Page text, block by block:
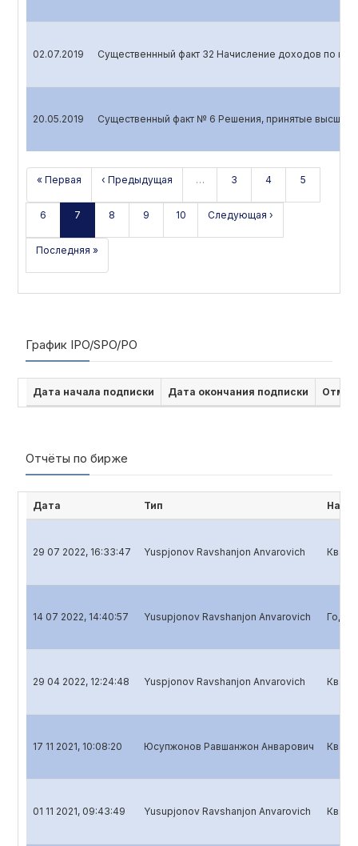
02.07.2019 Существеннный факт 32 Начисление доходов по
20.05.2019 Существенный факт № 6 Решения, принятые высшим
« Первая ‹ Предыдущая … 3 4 5
6 7 8 9 10 Следующая ›
Последняя »
График IPO/SPO/PO
Дата начала подписки Дата окончания подписки
Отчёты по бирже
Дата Тип
29 07 2022, 16:33:47 Yuspjonov Ravshanjon Anvarovich
14 07 2022, 14:40:57 Yusupjonov Ravshanjon Anvarovich
29 04 2022, 12:24:48 Yuspjonov Ravshanjon Anvarovich
17 11 2021, 10:08:20 Юсупжонов Равшанжон Анварович
01 11 2021, 09:43:49 Yusupjonov Ravshanjon Anvarovich